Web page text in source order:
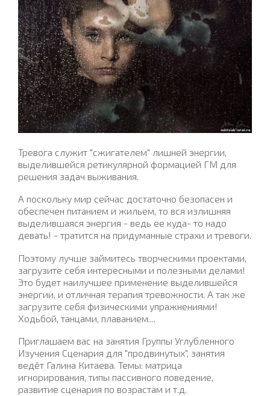
Тревога служит "сжигателем" лишней энергии,
выделившейся ретикулярной формацией ГМ для
решения задач выживания.
А поскольку мир сейчас достаточно безопасен и
обеспечен питанием и жильем, то вся излишняя
выделившаяся энергия - ведь ее куда- то надо
девать! - тратится на придуманные страхи и тревоги.
Поэтому лучше займитесь творческими проектами,
загрузите себя интересными и полезными делами!
Это будет наилучшее применение выделившейся
энергии, и отличная терапия тревожности. А так же
загрузите себя физическими упражнениями!
Ходьбой, танцами, плаванием....
Приглашаем вас на занятия Группы Углубленного
Изучения Сценария для "продвинутых", занятия
ведёт Галина Китаева. Темы: матрица
игнорирования, типы пассивного поведение,
развитие сценария по возрастам и т.д.